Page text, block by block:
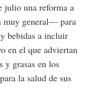
julio una reforma a
muy general— para
bebidas a incluir
en el que adviertan
y grasas en los
la salud de sus